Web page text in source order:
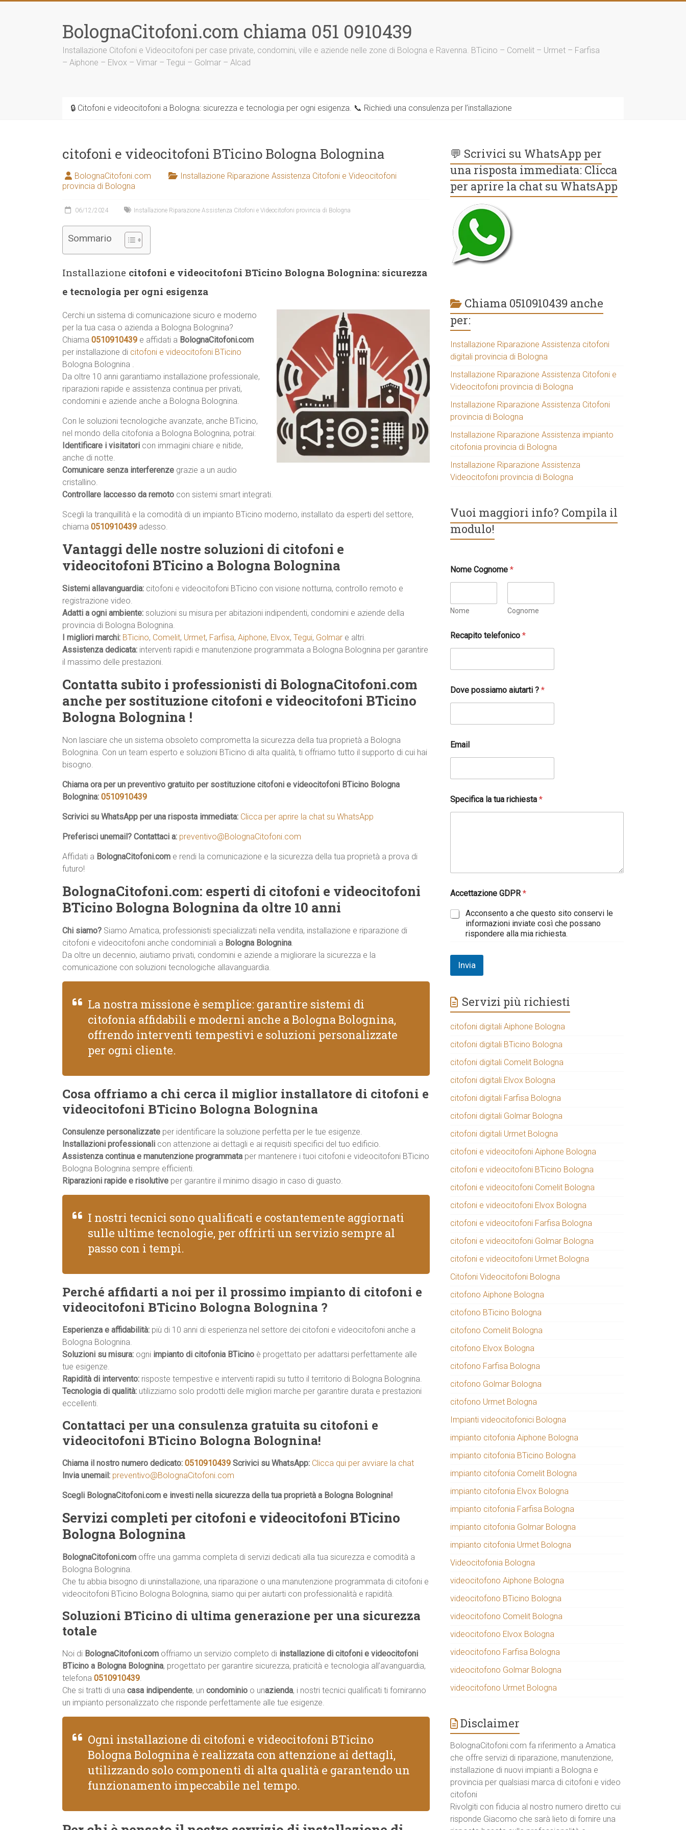
BolognaCitofoni.com chiama 051 0910439
Installazione Citofoni e Videocitofoni per case private, condomini, ville e aziende nelle zone di Bologna e Ravenna. BTicino – Comelit – Urmet – Farfisa
– Aiphone – Elvox – Vimar – Tegui – Golmar – Alcad
🔒 Citofoni e videocitofoni a Bologna: sicurezza e tecnologia per ogni esigenza. 📞 Richiedi una consulenza per l’installazione
citofoni e videocitofoni BTicino Bologna Bolognina
BolognaCitofoni.com
Installazione Riparazione Assistenza Citofoni e Videocitofoni
provincia di Bologna
06/12/2024 Installazione Riparazione Assistenza Citofoni e Videocitofoni provincia di Bologna
Sommario
Installazione citofoni e videocitofoni BTicino Bologna Bolognina: sicurezza
e tecnologia per ogni esigenza
Cerchi un sistema di comunicazione sicuro e moderno
per la tua casa o azienda a Bologna Bolognina?
Chiama 0510910439 e affidati a BolognaCitofoni.com
per installazione di citofoni e videocitofoni BTicino
Bologna Bolognina .
Da oltre 10 anni garantiamo installazione professionale,
riparazioni rapide e assistenza continua per privati,
condomini e aziende anche a Bologna Bolognina.
Con le soluzioni tecnologiche avanzate, anche BTicino,
nel mondo della citofonia a Bologna Bolognina, potrai:
Identificare i visitatori con immagini chiare e nitide,
anche di notte.
Comunicare senza interferenze grazie a un audio
cristallino.
Controllare laccesso da remoto con sistemi smart integrati.
Scegli la tranquillità e la comodità di un impianto BTicino moderno, installato da esperti del settore,
chiama 0510910439 adesso.
Vantaggi delle nostre soluzioni di citofoni e
videocitofoni BTicino a Bologna Bolognina
Sistemi allavanguardia: citofoni e videocitofoni BTicino con visione notturna, controllo remoto e
registrazione video.
Adatti a ogni ambiente: soluzioni su misura per abitazioni indipendenti, condomini e aziende della
provincia di Bologna Bolognina.
I migliori marchi: BTicino, Comelit, Urmet, Farfisa, Aiphone, Elvox, Tegui, Golmar e altri.
Assistenza dedicata: interventi rapidi e manutenzione programmata a Bologna Bolognina per garantire
il massimo delle prestazioni.
Contatta subito i professionisti di BolognaCitofoni.com
anche per sostituzione citofoni e videocitofoni BTicino
Bologna Bolognina !
Non lasciare che un sistema obsoleto comprometta la sicurezza della tua proprietà a Bologna
Bolognina. Con un team esperto e soluzioni BTicino di alta qualità, ti offriamo tutto il supporto di cui hai
bisogno.
Chiama ora per un preventivo gratuito per sostituzione citofoni e videocitofoni BTicino Bologna
Bolognina: 0510910439
Scrivici su WhatsApp per una risposta immediata: Clicca per aprire la chat su WhatsApp
Preferisci unemail? Contattaci a: preventivo@BolognaCitofoni.com
Affidati a BolognaCitofoni.com e rendi la comunicazione e la sicurezza della tua proprietà a prova di
futuro!
BolognaCitofoni.com: esperti di citofoni e videocitofoni
BTicino Bologna Bolognina da oltre 10 anni
Chi siamo? Siamo Amatica, professionisti specializzati nella vendita, installazione e riparazione di
citofoni e videocitofoni anche condominiali a Bologna Bolognina.
Da oltre un decennio, aiutiamo privati, condomini e aziende a migliorare la sicurezza e la
comunicazione con soluzioni tecnologiche allavanguardia.
La nostra missione è semplice: garantire sistemi di
citofonia affidabili e moderni anche a Bologna Bolognina,
offrendo interventi tempestivi e soluzioni personalizzate
per ogni cliente.
Cosa offriamo a chi cerca il miglior installatore di citofoni e
videocitofoni BTicino Bologna Bolognina
Consulenze personalizzate per identificare la soluzione perfetta per le tue esigenze.
Installazioni professionali con attenzione ai dettagli e ai requisiti specifici del tuo edificio.
Assistenza continua e manutenzione programmata per mantenere i tuoi citofoni e videocitofoni BTicino
Bologna Bolognina sempre efficienti.
Riparazioni rapide e risolutive per garantire il minimo disagio in caso di guasto.
I nostri tecnici sono qualificati e costantemente aggiornati
sulle ultime tecnologie, per offrirti un servizio sempre al
passo con i tempi.
Perché affidarti a noi per il prossimo impianto di citofoni e
videocitofoni BTicino Bologna Bolognina ?
Esperienza e affidabilità: più di 10 anni di esperienza nel settore dei citofoni e videocitofoni anche a
Bologna Bolognina.
Soluzioni su misura: ogni impianto di citofonia BTicino è progettato per adattarsi perfettamente alle
tue esigenze.
Rapidità di intervento: risposte tempestive e interventi rapidi su tutto il territorio di Bologna Bolognina.
Tecnologia di qualità: utilizziamo solo prodotti delle migliori marche per garantire durata e prestazioni
eccellenti.
Contattaci per una consulenza gratuita su citofoni e
videocitofoni BTicino Bologna Bolognina!
Chiama il nostro numero dedicato: 0510910439 Scrivici su WhatsApp: Clicca qui per avviare la chat
Invia unemail: preventivo@BolognaCitofoni.com
Scegli BolognaCitofoni.com e investi nella sicurezza della tua proprietà a Bologna Bolognina!
Servizi completi per citofoni e videocitofoni BTicino
Bologna Bolognina
BolognaCitofoni.com offre una gamma completa di servizi dedicati alla tua sicurezza e comodità a
Bologna Bolognina.
Che tu abbia bisogno di uninstallazione, una riparazione o una manutenzione programmata di citofoni e
videocitofoni BTicino Bologna Bolognina, siamo qui per aiutarti con professionalità e rapidità.
Soluzioni BTicino di ultima generazione per una sicurezza
totale
Noi di BolognaCitofoni.com offriamo un servizio completo di installazione di citofoni e videocitofoni
BTicino a Bologna Bolognina, progettato per garantire sicurezza, praticità e tecnologia all’avanguardia,
telefona 0510910439.
Che si tratti di una casa indipendente, un condominio o unazienda, i nostri tecnici qualificati ti forniranno
un impianto personalizzato che risponde perfettamente alle tue esigenze.
Ogni installazione di citofoni e videocitofoni BTicino
Bologna Bolognina è realizzata con attenzione ai dettagli,
utilizzando solo componenti di alta qualità e garantendo un
funzionamento impeccabile nel tempo.
💬 Scrivici su WhatsApp per
una risposta immediata: Clicca
per aprire la chat su WhatsApp
Chiama 0510910439 anche
per:
Installazione Riparazione Assistenza citofoni
digitali provincia di Bologna
Installazione Riparazione Assistenza Citofoni e
Videocitofoni provincia di Bologna
Installazione Riparazione Assistenza Citofoni
provincia di Bologna
Installazione Riparazione Assistenza impianto
citofonia provincia di Bologna
Installazione Riparazione Assistenza
Videocitofoni provincia di Bologna
Vuoi maggiori info? Compila il
modulo!
Nome Cognome*
Nome Cognome
Recapito telefonico*
Dove possiamo aiutarti ?*
Email
Specifica la tua richiesta*
N
Accettazione GDPR*
Acconsento a che questo sito conservi le
informazioni inviate così che possano
rispondere alla mia richiesta.
Invia
Servizi più richiesti
citofoni digitali Aiphone Bologna
citofoni digitali BTicino Bologna
citofoni digitali Comelit Bologna
citofoni digitali Elvox Bologna
citofoni digitali Farfisa Bologna
citofoni digitali Golmar Bologna
citofoni digitali Urmet Bologna
citofoni e videocitofoni Aiphone Bologna
citofoni e videocitofoni BTicino Bologna
citofoni e videocitofoni Comelit Bologna
citofoni e videocitofoni Elvox Bologna
citofoni e videocitofoni Farfisa Bologna
citofoni e videocitofoni Golmar Bologna
citofoni e videocitofoni Urmet Bologna
Citofoni Videocitofoni Bologna
citofono Aiphone Bologna
citofono BTicino Bologna
citofono Comelit Bologna
citofono Elvox Bologna
citofono Farfisa Bologna
citofono Golmar Bologna
citofono Urmet Bologna
Impianti videocitofonici Bologna
impianto citofonia Aiphone Bologna
impianto citofonia BTicino Bologna
impianto citofonia Comelit Bologna
impianto citofonia Elvox Bologna
impianto citofonia Farfisa Bologna
impianto citofonia Golmar Bologna
impianto citofonia Urmet Bologna
Videocitofonia Bologna
videocitofono Aiphone Bologna
videocitofono BTicino Bologna
videocitofono Comelit Bologna
videocitofono Elvox Bologna
videocitofono Farfisa Bologna
videocitofono Golmar Bologna
videocitofono Urmet Bologna
Disclaimer
BolognaCitofoni.com fa riferimento a Amatica
che offre servizi di riparazione, manutenzione,
installazione di nuovi impianti a Bologna e
provincia per qualsiasi marca di citofoni e video
citofoni
Rivolgiti con fiducia al nostro numero diretto cui
risponde Giacomo che sarà lieto di fornire una